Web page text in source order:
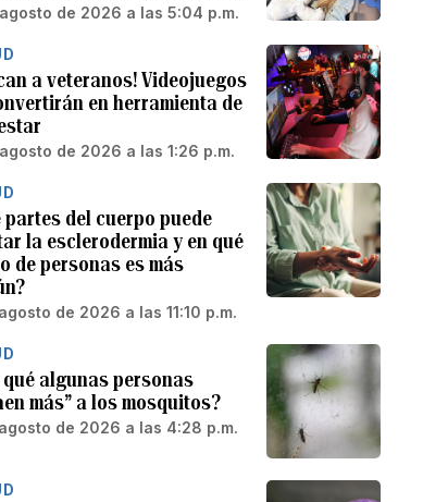
de 2026 a las 5:04 p.m.
a veteranos! Videojuegos
en herramienta de
de 2026 a las 1:26 p.m.
partes del cuerpo puede
la esclerodermia y en qué
de personas es más
de 2026 a las 11:10 p.m.
qué algunas personas
más” a los mosquitos?
de 2026 a las 4:28 p.m.